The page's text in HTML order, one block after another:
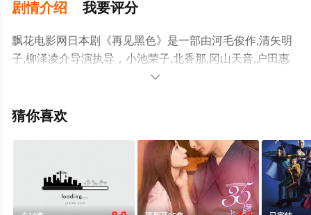
剧情介绍 我要评分
飘花电影网日本剧《再见黑色》是一部由河毛俊作,清矢明
子,柳泽凌介导演执导，小池荣子,北香那,冈山天音,户田惠
子,渡部笃郎等演员精彩演绎的日本电视剧，手机免费观看
息可移步至豆瓣电视剧、电视猫或剧情网等平台了解。

猜你喜欢